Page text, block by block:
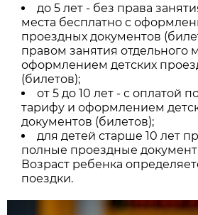
до 5 лет - без права
места бесплатно с
проездных документов
правом занятия отдельного
оформлением детских
(билетов);
от 5 до 10 лет - с оплатой
тарифу и оформлением
документов (билетов);
для детей старше 10 лет
полные проездные
Возраст ребенка
поездки.